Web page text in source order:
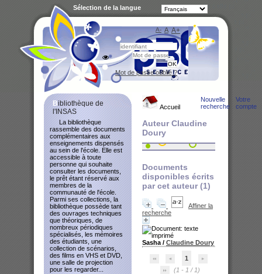
Accueil
Nouvelle
recherche
Votre
compte
Auteur Claudine
Doury
Documents
disponibles écrits
par cet auteur (1)
Affiner la
recherche
Sasha / Claudine Doury
1
(1 - 1 / 1)
Bibliothèque de
l'INSAS
La bibliothèque
rassemble des documents
complémentaires aux
enseignements dispensés
au sein de l'école. Elle est
accessible à toute
personne qui souhaite
consulter les documents,
le prêt étant réservé aux
membres de la
communauté de l'école.
Parmi ses collections, la
bibliothèque possède tant
des ouvrages techniques
que théoriques, de
nombreux périodiques
spécialisés, les mémoires
des étudiants, une
collection de scénarios,
des films en VHS et DVD,
une salle de projection
pour les regarder...
A- A A+
Sélection de la langue
Mot de passe oublié ?